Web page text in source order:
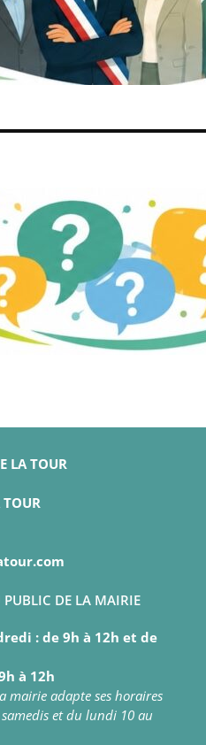
LA TOUR
PUBLIC DE LA MAIRIE
: de 9h à 12h et de
à 12h
mairie adapte ses horaires
samedis et du lundi 10 au